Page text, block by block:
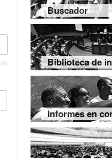
Buscador
Biblioteca de
Informes en